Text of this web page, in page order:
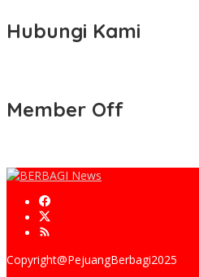
Hubungi Kami
Member Off
Copyright@PejuangBerbagi2025